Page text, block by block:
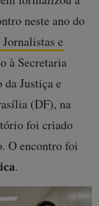
neste ano do
e
à Secretaria
Justiça e
(DF), na
foi criado
O encontro foi
.